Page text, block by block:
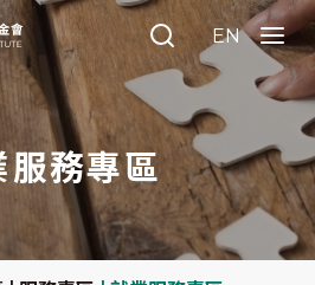
Search EN Menu
服務專區